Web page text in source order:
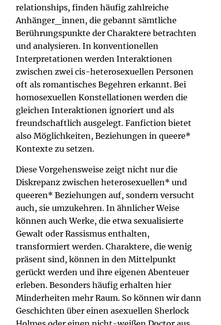
relationships, finden häufig zahlreiche
Anhänger_innen, die gebannt sämtliche
Berührungspunkte der Charaktere betrachten
und analysieren. In konventionellen
Interpretationen werden Interaktionen
zwischen zwei cis-heterosexuellen Personen
oft als romantisches Begehren erkannt. Bei
homosexuellen Konstellationen werden die
gleichen Interaktionen ignoriert und als
freundschaftlich ausgelegt. Fanfiction bietet
also Möglichkeiten, Beziehungen in queere*
Kontexte zu setzen.
Diese Vorgehensweise zeigt nicht nur die
Diskrepanz zwischen heterosexuellen* und
queeren* Beziehungen auf, sondern versucht
auch, sie umzukehren. In ähnlicher Weise
können auch Werke, die etwa sexualisierte
Gewalt oder Rassismus enthalten,
transformiert werden. Charaktere, die wenig
präsent sind, können in den Mittelpunkt
gerückt werden und ihre eigenen Abenteuer
erleben. Besonders häufig erhalten hier
Minderheiten mehr Raum. So können wir dann
Geschichten über einen asexuellen Sherlock